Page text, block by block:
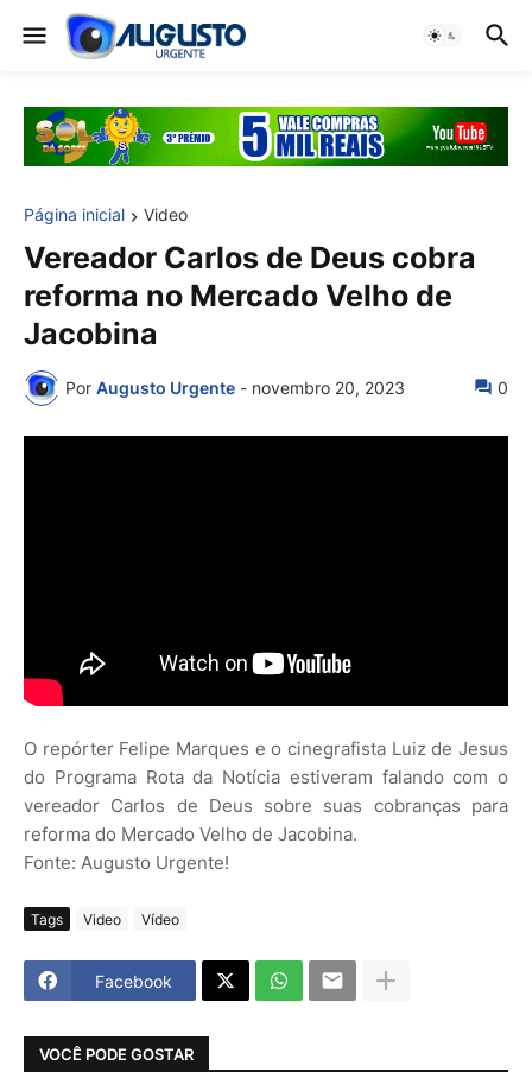
Página inicial Video
Vereador Carlos de Deus cobra
reforma no Mercado Velho de
Jacobina
Por Augusto Urgente - novembro 20, 2023 0
O repórter Felipe Marques e o cinegrafista Luiz de Jesus
do Programa Rota da Notícia estiveram falando com o
vereador Carlos de Deus sobre suas cobranças para
reforma do Mercado Velho de Jacobina.
Fonte: Augusto Urgente!
Tags Video Vídeo
Facebook
VOCÊ PODE GOSTAR